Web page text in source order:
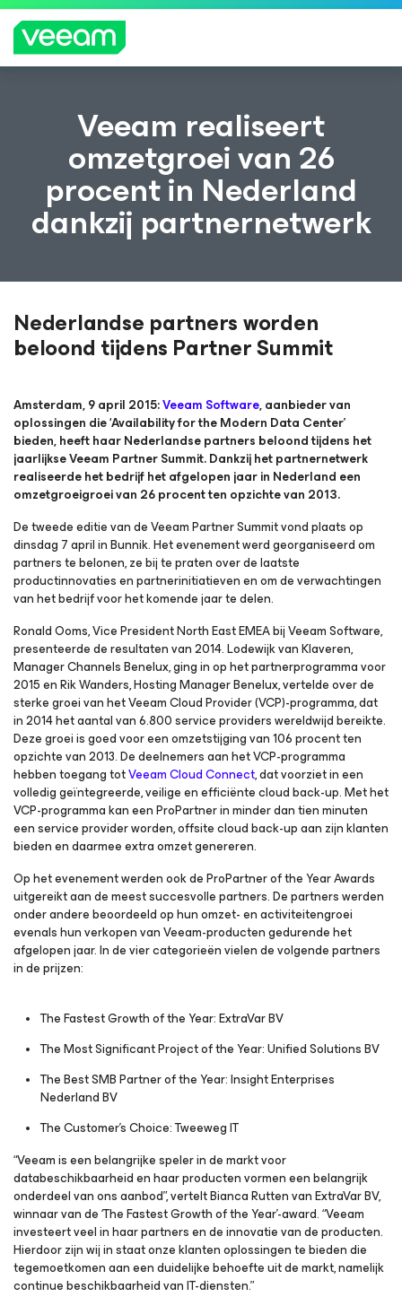
Richtlijnen van Veeam voor klanten die zijn
getroffen door de content-update van
CrowdStrike
MEE
LEZE
Veeam realiseert
omzetgroei van 26
procent in Nederland
dankzij partnernetwerk
Nederlandse partners worden
beloond tijdens Partner Summit
Amsterdam, 9 april 2015:Veeam Software, aanbieder van
oplossingen die ‘Availability for the Modern Data Center’
bieden, heeft haar Nederlandse partners beloond tijdens het
jaarlijkse Veeam Partner Summit. Dankzij het partnernetwerk
realiseerde het bedrijf het afgelopen jaar in Nederland een
omzetgroeigroei van 26 procent ten opzichte van 2013.
De tweede editie van de Veeam Partner Summit vond plaats op
dinsdag 7 april in Bunnik. Het evenement werd georganiseerd om
partners te belonen, ze bij te praten over de laatste
productinnovaties en partnerinitiatieven en om de verwachtingen
van het bedrijf voor het komende jaar te delen.
Ronald Ooms, Vice President North East EMEA bij Veeam Software,
presenteerde de resultaten van 2014. Lodewijk van Klaveren,
Manager Channels Benelux, ging in op het partnerprogramma voor
2015 en Rik Wanders, Hosting Manager Benelux, vertelde over de
sterke groei van het Veeam Cloud Provider (VCP)-programma, dat
in 2014 het aantal van 6.800 service providers wereldwijd bereikte.
Deze groei is goed voor een omzetstijging van 106 procent ten
opzichte van 2013. De deelnemers aan het VCP-programma
hebben toegang totVeeam Cloud Connect, dat voorziet in een
volledig geïntegreerde, veilige en efficiënte cloud back-up. Met het
VCP-programma kan een ProPartner in minder dan tien minuten
een service provider worden, offsite cloud back-up aan zijn klanten
bieden en daarmee extra omzet genereren.
Op het evenement werden ook de ProPartner of the Year Awards
uitgereikt aan de meest succesvolle partners. De partners werden
onder andere beoordeeld op hun omzet- en activiteitengroei
evenals hun verkopen van Veeam-producten gedurende het
afgelopen jaar. In de vier categorieën vielen de volgende partners
in de prijzen:
The Fastest Growth of the Year: ExtraVar BV
The Most Significant Project of the Year: Unified Solutions BV
The Best SMB Partner of the Year: Insight Enterprises
Nederland BV
The Customer’s Choice: Tweeweg IT
“Veeam is een belangrijke speler in de markt voor
databeschikbaarheid en haar producten vormen een belangrijk
onderdeel van ons aanbod”, vertelt Bianca Rutten van ExtraVar BV,
winnaar van de ‘The Fastest Growth of the Year’-award. “Veeam
investeert veel in haar partners en de innovatie van de producten.
Hierdoor zijn wij in staat onze klanten oplossingen te bieden die
tegemoetkomen aan een duidelijke behoefte uit de markt, namelijk
continue beschikbaarheid van IT-diensten.”